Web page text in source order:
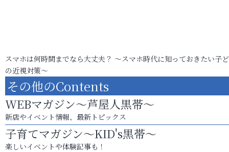
スマホは何時間までなら大丈夫？ ～スマホ時代に知っておきたい子
の近視対策～
その他のContents
WEBマガジン～芦屋人黒帯～
新店やイベント情報、最新トピックス
子育てマガジン～KID's黒帯～
楽しいイベントや体験記事も！